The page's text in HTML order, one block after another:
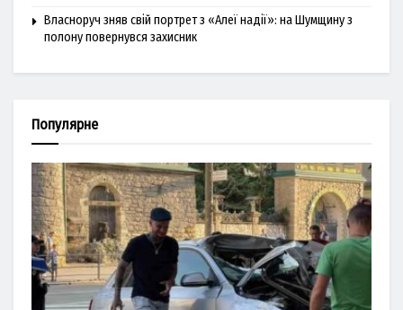
Власноруч зняв свій портрет з «Алеї надії»: на Шумщину з
полону повернувся захисник
Популярне